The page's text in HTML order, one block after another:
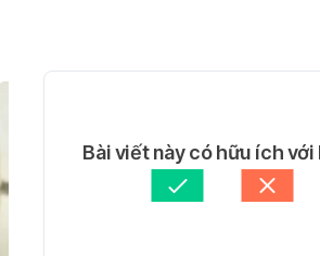
Bài viết này có hữu ích với